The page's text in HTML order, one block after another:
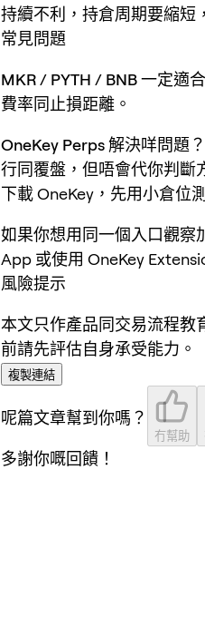
持續不利，持倉周期要縮短
常見問題
MKR / PYTH / BNB 一定適
費率同止損距離。
OneKey Perps 解決咩問題？
行同覆盤，但唔會代你判斷
下載 OneKey，先用小倉位
如果你想用同一個入口觀察
App 或使用 OneKey
風險提示
本文只作產品同交易流程教
前請先評估自身承受能力。
複製連結
呢篇文章幫到你嗎？
冇幫助
多謝你嘅回饋！